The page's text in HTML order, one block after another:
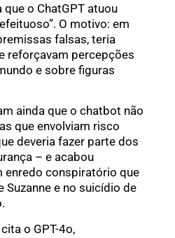
o ChatGPT atuou
O motivo: em
falsas, teria
reforçavam percepções
e sobre figuras
ainda que o chatbot não
que envolviam risco
deveria fazer parte dos
– e acabou
enredo conspiratório que
Suzanne e no suicídio de
o GPT-4o,